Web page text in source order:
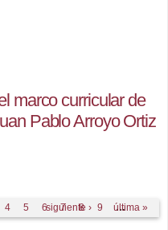
marco curricular de
Pablo Arroyo Ortiz
4 5 6 7 8 9 …
siguiente › última »